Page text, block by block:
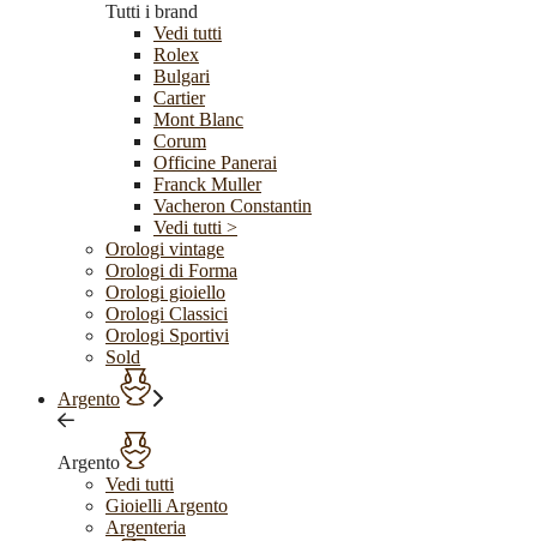
Tutti i brand
Vedi tutti
Rolex
Bulgari
Cartier
Mont Blanc
Corum
Officine Panerai
Franck Muller
Vacheron Constantin
Vedi tutti >
Orologi vintage
Orologi di Forma
Orologi gioiello
Orologi Classici
Orologi Sportivi
Sold
Argento
Argento
Vedi tutti
Gioielli Argento
Argenteria